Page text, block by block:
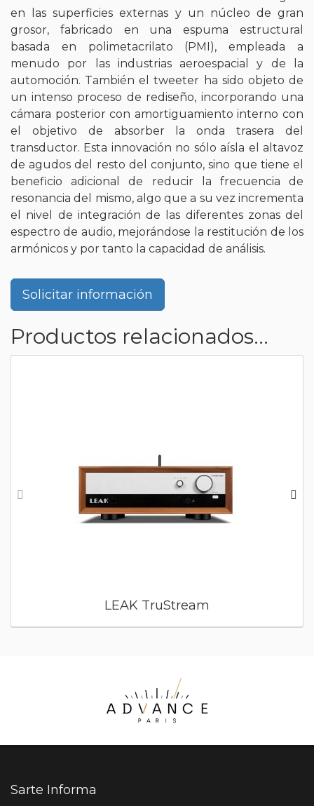
en las superficies externas y un núcleo de gran
grosor, fabricado en una espuma estructural
basada en polimetacrilato (PMI), empleada a
menudo por las industrias aeroespacial y de la
automoción. También el tweeter ha sido objeto de
un intenso proceso de rediseño, incorporando una
cámara posterior con amortiguamiento interno con
el objetivo de absorber la onda trasera del
transductor. Esta innovación no sólo aísla el altavoz
de agudos del resto del conjunto, sino que tiene el
beneficio adicional de reducir la frecuencia de
resonancia del mismo, algo que a su vez incrementa
el nivel de integración de las diferentes zonas del
espectro de audio, mejorándose la restitución de los
armónicos y por tanto la capacidad de análisis.
Solicitar información
Productos relacionados...
LEAK TruStream
Sarte Informa